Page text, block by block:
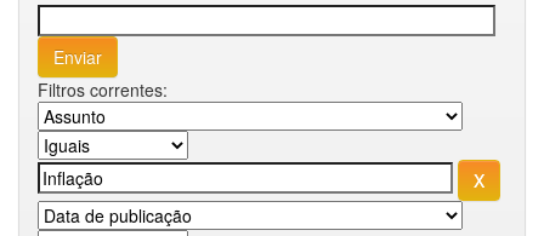
Filtros correntes: